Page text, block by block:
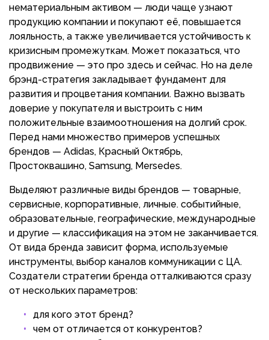
нематериальным активом — люди чаще узнают
продукцию компании и покупают её, повышается
лояльность, а также увеличивается устойчивость к
кризисным промежуткам. Может показаться, что
продвижение — это про здесь и сейчас. Но на деле
брэнд-стратегия закладывает фундамент для
развития и процветания компании. Важно вызвать
доверие у покупателя и выстроить с ним
положительные взаимоотношения на долгий срок.
Перед нами множество примеров успешных
брендов — Adidas, Красный Октябрь,
Простоквашино, Samsung, Mersedes.
Выделяют различные виды брендов — товарные,
сервисные, корпоративные, личные. событийные,
образовательные, географические, международные
и другие — классификация на этом не заканчивается.
От вида бренда зависит форма, используемые
инструменты, выбор каналов коммуникации с ЦА.
Создатели стратегии бренда отталкиваются сразу
от нескольких параметров:
для кого этот бренд?
чем от отличается от конкурентов?